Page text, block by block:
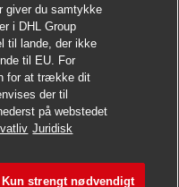
giver du samtykke
i DHL Group
til lande, der ikke
til EU. For
for at trække dit
der til
på webstedet
Juridisk
Kun strengt nødvendigt